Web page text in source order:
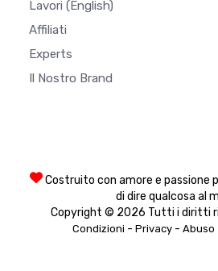
Lavori (English)
Affiliati
Experts
Il Nostro Brand
Costruito con amore e
di dire qualcosa al
Copyright © 2026 Tutti i diritti
Condizioni - Privacy - Abuso